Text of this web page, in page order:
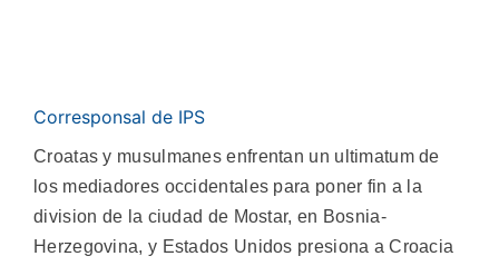
Corresponsal de IPS
Croatas y musulmanes enfrentan un ultimatum de
los mediadores occidentales para poner fin a la
division de la ciudad de Mostar, en Bosnia-
Herzegovina, y Estados Unidos presiona a Croacia